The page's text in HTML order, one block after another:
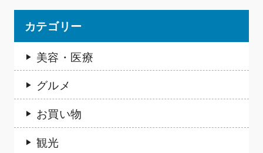
カテゴリー
美容・医療
グルメ
お買い物
観光